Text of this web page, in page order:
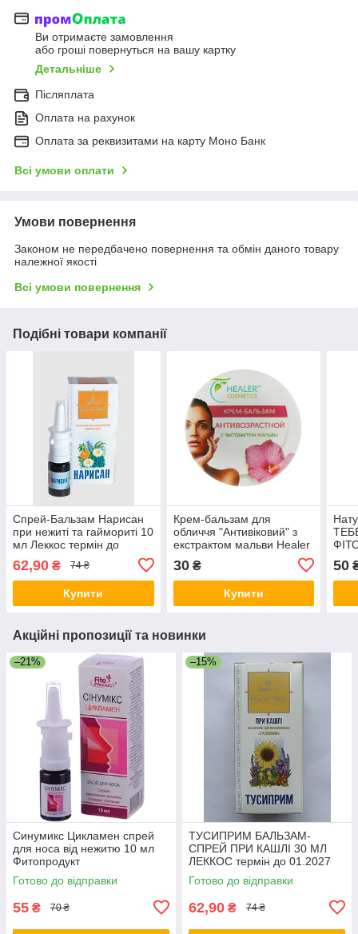
Ви отримаєте замовлення
або гроші повернуться на вашу картку
Детальніше
Післяплата
Оплата на рахунок
Оплата за реквизитами на карту Моно Банк
Всі умови оплати
Умови повернення
Законом не передбачено повернення та обмін даного товару
належної якості
Всі умови повернення
Подібні товари компанії
Спрей-Бальзам Нарисан
при нежиті та гаймориті 10
мл Леккос термін до
62,90 ₴ 74 ₴
Купити
Крем-бальзам для
обличчя "Антивіковий" з
екстрактом мальви Healer
30₴
Купити
50
Акційні пропозиції та новинки
–21%
Синумикс Цикламен спрей
для носа від нежитю 10 мл
Фитопродукт
Готово до відправки
55 ₴ 70 ₴
–15%
ТУСИПРИМ БАЛЬЗАМ-
СПРЕЙ ПРИ КАШЛІ 30 МЛ
ЛЕККОС термін до 01.2027
Готово до відправки
62,90 ₴ 74 ₴